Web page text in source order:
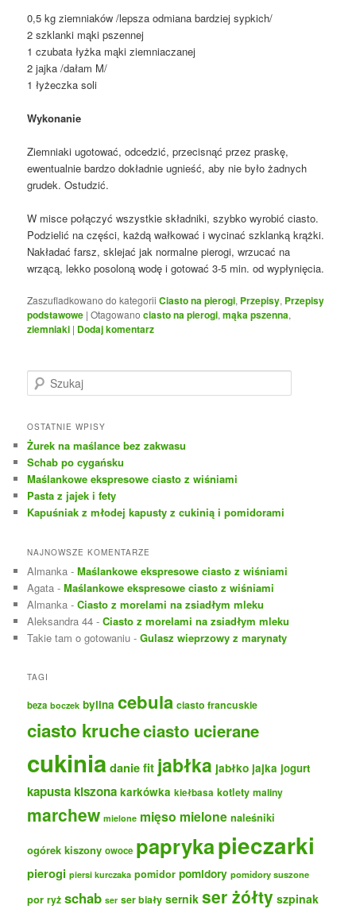
0,5 kg ziemniaków /lepsza odmiana bardziej sypkich/
2 szklanki mąki pszennej
1 czubata łyżka mąki ziemniaczanej
2 jajka /dałam M/
1 łyżeczka soli
Wykonanie
Ziemniaki ugotować, odcedzić, przecisnąć przez praskę,
ewentualnie bardzo dokładnie ugnieść, aby nie było żadnych
grudek. Ostudzić.
W misce połączyć wszystkie składniki, szybko wyrobić ciasto.
Podzielić na części, każdą wałkować i wycinać szklanką krążki.
Nakładać farsz, sklejać jak normalne pierogi, wrzucać na
wrzącą, lekko posoloną wodę i gotować 3-5 min. od wypłynięcia.
Zaszufladkowano do kategorii Ciasto na pierogi, Przepisy, Przepisy
podstawowe |Otagowano ciasto na pierogi,mąka pszenna,
ziemniaki | Dodaj komentarz
z
k
a
j
OSTATNIE WPISY
Żurek na maślance bez zakwasu
Schab po cygańsku
Maślankowe ekspresowe ciasto z wiśniami
Pasta z jajek i fety
Kapuśniak z młodej kapusty z cukinią i pomidorami
NAJNOWSZE KOMENTARZE
Almanka -Maślankowe ekspresowe ciasto z wiśniami
Agata -Maślankowe ekspresowe ciasto z wiśniami
Almanka -Ciasto z morelami na zsiadłym mleku
Aleksandra 44 -Ciasto z morelami na zsiadłym mleku
Takie tam o gotowaniu -Gulasz wieprzowy z marynaty
TAGI
beza boczek bylina cebula ciasto francuskie
ciasto krucheciasto ucierane
cukiniadanie fit jabłka jabłko jajka jogurt
kapusta kiszona karkówka kiełbasa kotlety maliny
marchew mielone mięso mielone naleśniki
ogórek kiszony owoce paprykapieczarki
pierogi piersi kurczaka pomidor pomidory pomidory suszone
por ryż schab ser ser biały sernik ser żółty szpinak